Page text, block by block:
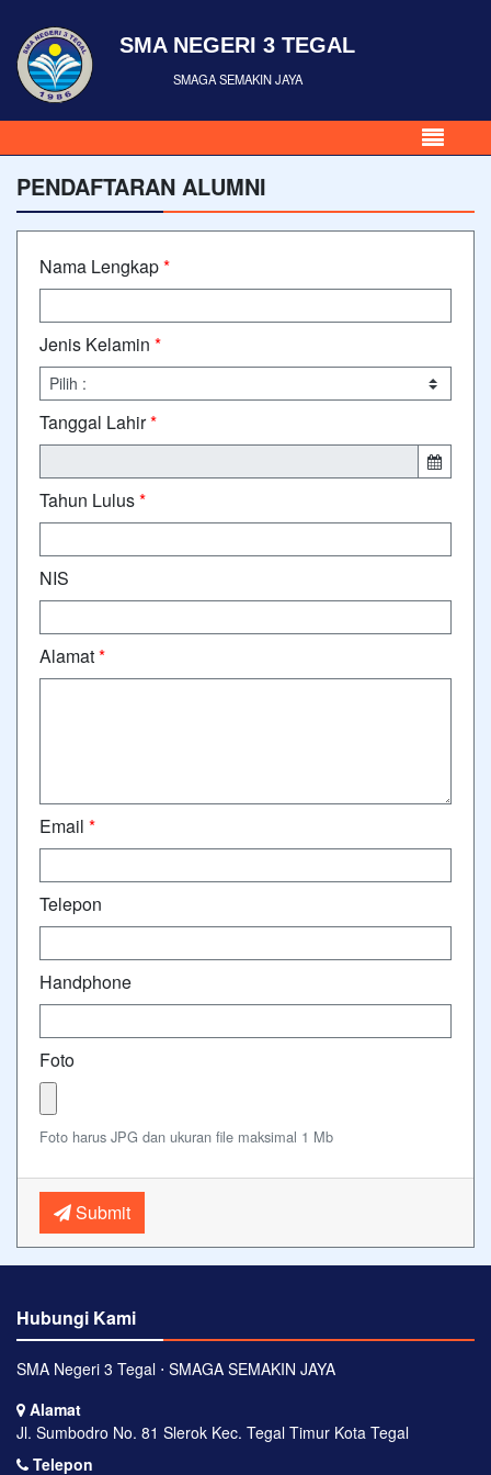
SMA NEGERI 3 TEGAL
SMAGA SEMAKIN JAYA
PENDAFTARAN ALUMNI
Nama Lengkap*
Jenis Kelamin *
Tanggal Lahir*
Tahun Lulus*
NIS
Alamat*
Email *
Telepon
Handphone
Foto
Foto harus JPG dan ukuran file maksimal 1 Mb
Submit
Hubungi Kami
SMA Negeri 3 Tegal ⋅ SMAGA SEMAKIN JAYA
Alamat
Jl. Sumbodro No. 81 Slerok Kec. Tegal Timur Kota Tegal
Telepon